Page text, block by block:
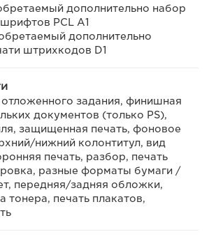
дополнительно набор
PCL A1
дополнительно
штрихкодов D1
задания, финишная
документов (только PS),
защищенная печать, фоновое
нижний колонтитул, вид
печать, разбор, печать
разные форматы бумаги /
передняя/задняя обложки,
тонера, печать плакатов,